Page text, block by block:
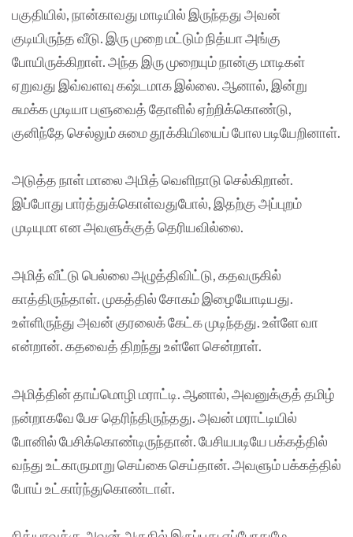
பகுதியில், நான்காவது மாடியில் இருந்தது அவன்
குடியிருந்த வீடு. இரு முறை மட்டும் நித்யா அங்கு
போயிருக்கிறாள். அந்த இரு முறையும் நான்கு மாடிகள்
ஏறுவது இவ்வளவு கஷ்டமாக இல்லை. ஆனால், இன்று
சுமக்க முடியா பளுவைத் தோளில் ஏற்றிக்கொண்டு,
குனிந்தே செல்லும் சுமை தூக்கியியைப் போல படியேறினாள்.
அடுத்த நாள் மாலை அமித் வெளிநாடு செல்கிறான்.
இப்போது பார்த்துக்கொள்வதுபோல், இதற்கு அப்புறம்
முடியுமா என அவளுக்குத் தெரியவில்லை.
அமித் வீட்டு பெல்லை அழுத்திவிட்டு, கதவருகில்
காத்திருந்தாள். முகத்தில் சோகம் இழையோடியது.
உள்ளிருந்து அவன் குரலைக் கேட்க முடிந்தது. உள்ளே வா
என்றான். கதவைத் திறந்து உள்ளே சென்றாள்.
அமித்தின் தாய்மொழி மராட்டி. ஆனால், அவனுக்குத் தமிழ்
நன்றாகவே பேச தெரிந்திருந்தது. அவன் மராட்டியில்
போனில் பேசிக்கொண்டிருந்தான். பேசியபடியே பக்கத்தில்
வந்து உட்காருமாறு செய்கை செய்தான். அவளும் பக்கத்தில்
போய் உட்கார்ந்துகொண்டாள்.